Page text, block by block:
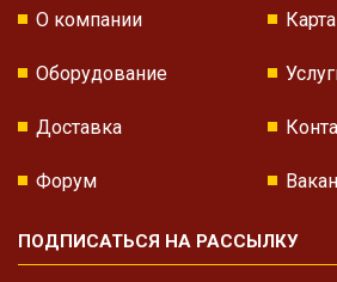
О компании
Оборудование
Доставка
Форум
ПОДПИСАТЬСЯ НА РАССЫЛКУ